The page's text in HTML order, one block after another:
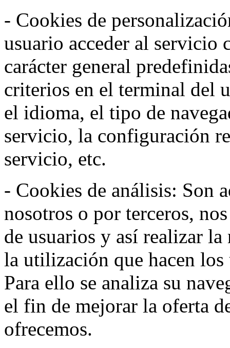
- Cookies de
usuario acceder al servicio
carácter general
criterios en el terminal del
el idioma, el tipo de
servicio, la configuración
servicio, etc.
- Cookies de análisis: Son
nosotros o por terceros,
de usuarios y así realizar
la utilización que hacen
Para ello se analiza su
el fin de mejorar la oferta
ofrecemos.